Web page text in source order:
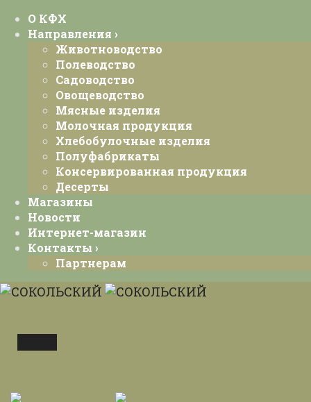
О КФХ
Направления ›
Животноводство
Полеводство
Садоводство
Овощеводство
Мясные изделия
Молочная продукция
Хлебобулочные изделия
Полуфабрикаты
Консервированная продукция
Десерты
Магазины
Новости
Интернет-магазин
Контакты ›
Партнерам